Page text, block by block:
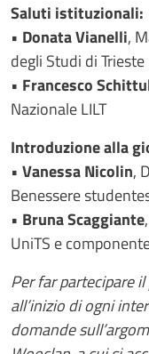
Saluti istituzionali:
• Donata Vianelli,
degli Studi di Trieste
• Francesco
Nazionale LILT
Introduzione alla
• Vanessa Nicolin,
Benessere
• Bruna Scaggiante
UniTS e
Per far partecipare
all’inizio di ogni
domande